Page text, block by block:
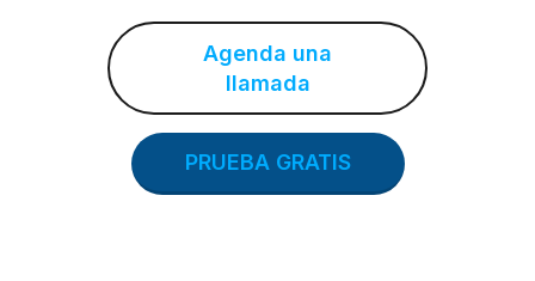
Agenda una
llamada
PRUEBA GRATIS